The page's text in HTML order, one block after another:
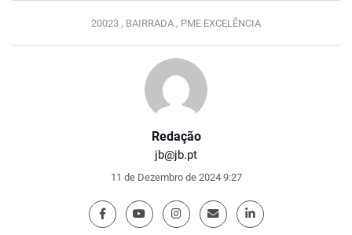
Redação
jb@jb.pt
11 de Dezembro de 2024 9:27
20023 , BAIRRADA , PME EXCELÊNCIA